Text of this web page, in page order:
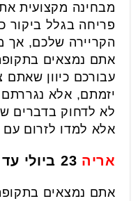
מבחינה מקצועית
פריחה בגלל ביקור
הקריירה שלכם, אך
אתם נמצאים
עבורכם כיוון שאתם
יזמתם, אלא
לא לדחוק בדברים
אלא למדו לזרום
אריה
אתם נמצאים